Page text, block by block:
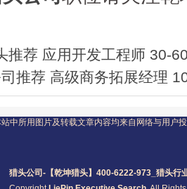
推荐 应用开发工程师 30-
推荐 高级商务拓展经理
猎头公司 -【乾坤猎头】400-6222-973_ 猎头行
中所用图片及转载文章内容均来自网络与用户